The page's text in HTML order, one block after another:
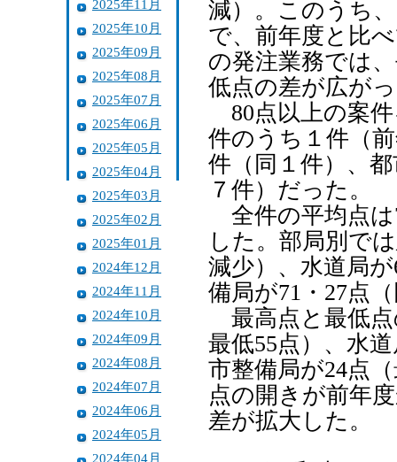
2025年11月
2025年10月
2025年09月
2025年08月
2025年07月
2025年06月
2025年05月
2025年04月
2025年03月
2025年02月
2025年01月
2024年12月
2024年11月
2024年10月
2024年09月
2024年08月
2024年07月
2024年06月
2024年05月
2024年04月
減）。このうち
で、前年度と比
の発注業務では
低点の差が広が
80点以上の案
件のうち１件（
件（同１件）、
７件）だった。
全件の平均点は
した。部局別で
減少）、水道局
備局が71・27点
最高点と最低点
最低55点）、水
市整備局が24点
点の開きが前年
差が拡大した。